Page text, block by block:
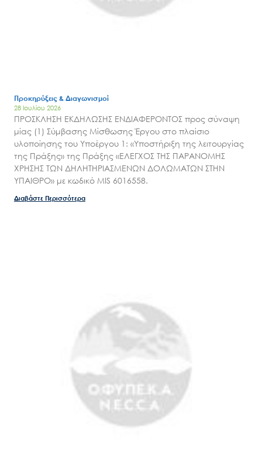
Εισιτήρια
Προκηρύξεις & Διαγωνισμοί
28 Ιουλίου 2026
ΠΡΟΣΚΛΗΣΗ ΕΚΔΗΛΩΣΗΣ ΕΝΔΙΑΦΕΡΟΝΤΟΣ προς σύναψη
μίας (1) Σύμβασης Μίσθωσης Έργου στο πλαίσιο
υλοποίησης του Υποέργου 1: «Υποστήριξη της λειτουργίας
της Πράξης» της Πράξης «ΕΛΕΓΧΟΣ ΤΗΣ ΠΑΡΑΝΟΜΗΣ
ΧΡΗΣΗΣ ΤΩΝ ΔΗΛΗΤΗΡΙΑΣΜΕΝΩΝ ΔΟΛΩΜΑΤΩΝ ΣΤΗΝ
ΥΠΑΙΘΡΟ» με κωδικό MIS 6016558.
Διαβάστε Περισσότερα